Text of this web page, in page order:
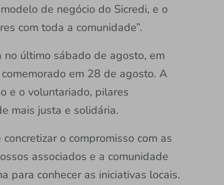
de negócio do Sicredi, e o
com toda a comunidade”.
último sábado de agosto, em
em 28 de agosto. A
e o voluntariado, pilares
mais justa e solidária.
o compromisso com as
associados e a comunidade
para conhecer as iniciativas locais.